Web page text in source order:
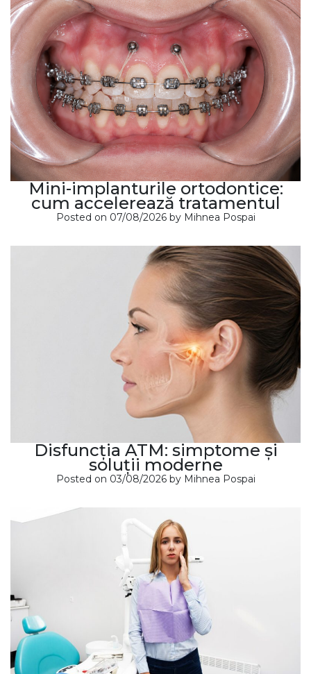
Mini-implanturile ortodontice:
cum accelerează tratamentul
Posted on 07/08/2026by Mihnea Pospai
Disfuncția ATM: simptome și
soluții moderne
Posted on 03/08/2026by Mihnea Pospai